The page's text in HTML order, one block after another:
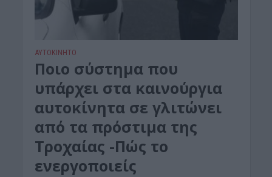
ΑΥΤΟΚΙΝΗΤΟ
Ποιο σύστημα που
υπάρχει στα καινούργια
αυτοκίνητα σε γλιτώνει
από τα πρόστιμα της
Τροχαίας -Πώς το
ενεργοποιείς